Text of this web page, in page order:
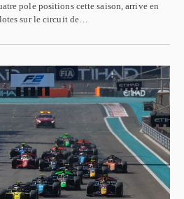
pole positions cette saison, arrive en
sur le circuit de…